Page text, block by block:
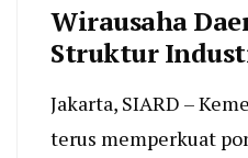
Wirausaha
Struktur
Jakarta, SIARD –
terus memperkuat